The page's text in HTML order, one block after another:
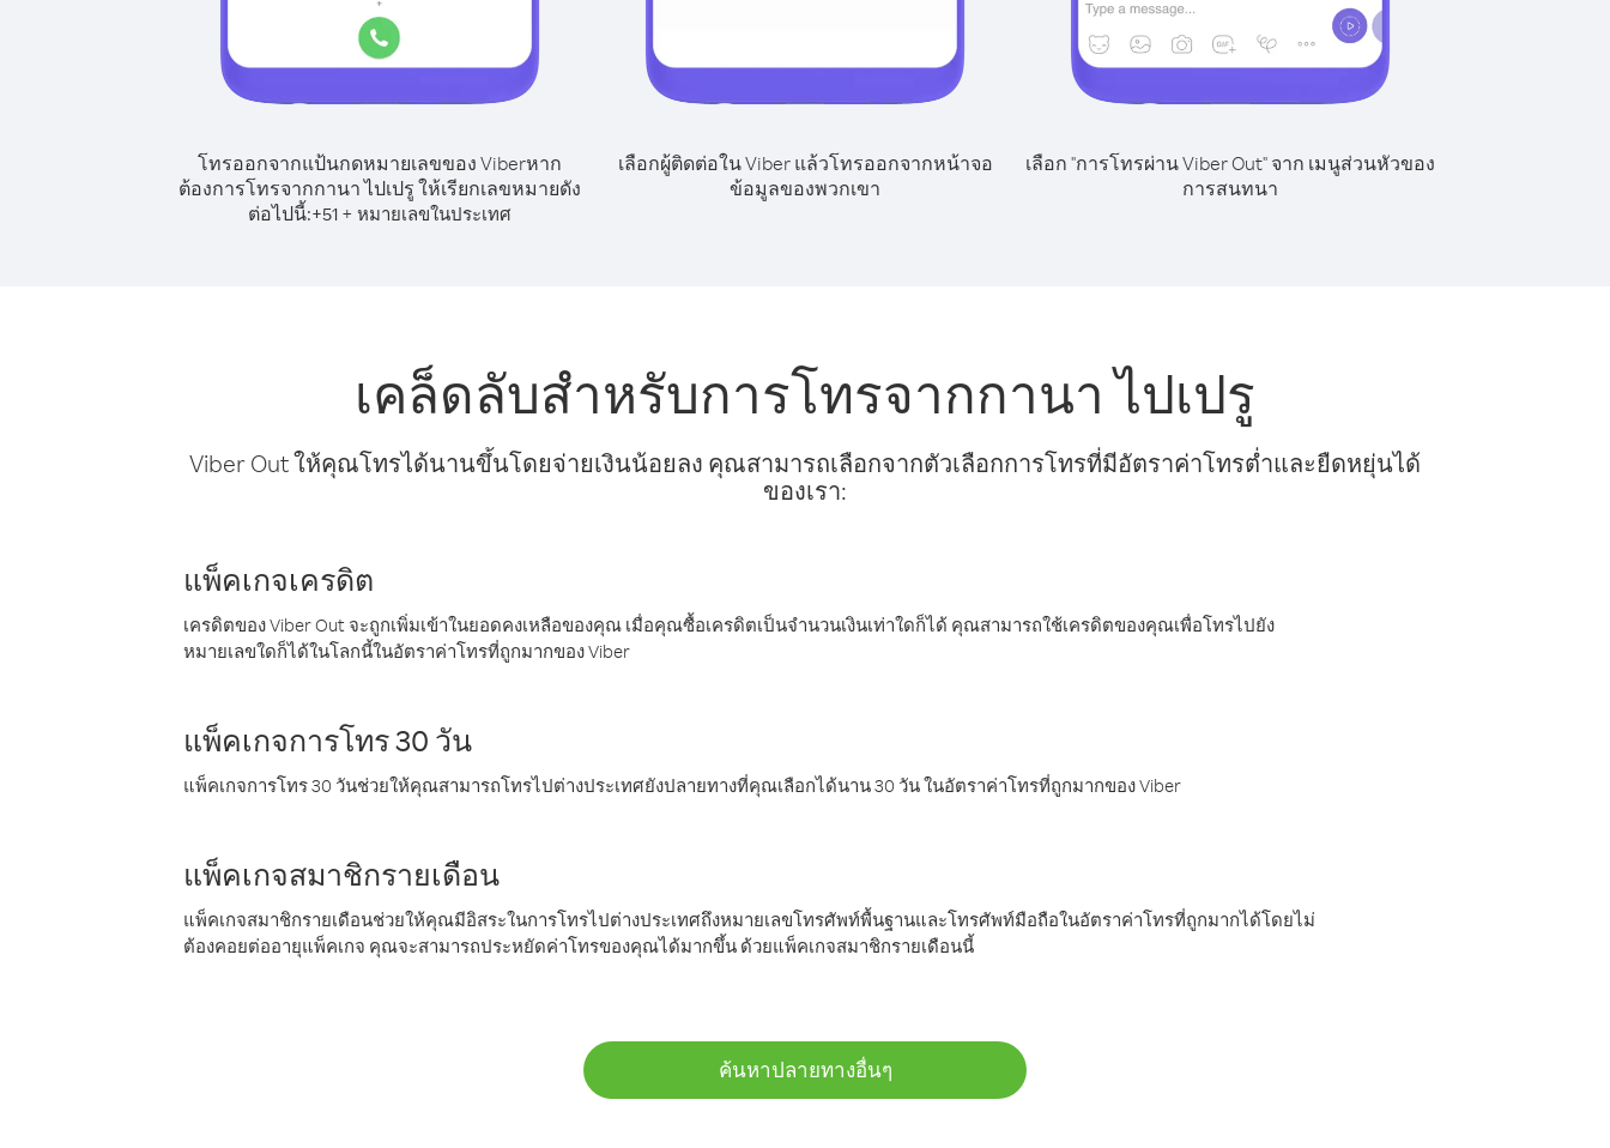
โทรออกจากแป้นกดหมายเลขของ Viberหาก
ต้องการโทรจากกานา ไปเปรู ให้เรียกเลขหมายดัง
ต่อไปนี้:+51 + หมายเลขในประเทศ
เลือกผู้ติดต่อใน Viber แล้วโทรออกจากหน้าจอ
ข้อมูลของพวกเขา
เลือก "การโทรผ่าน Viber Out" จาก เมนูส่วนหัวของ
การสนทนา
เคล็ดลับสำหรับการโทรจากกานา ไปเปรู
Viber Out ให้คุณโทรได้นานขึ้นโดยจ่ายเงินน้อยลง คุณสามารถเลือกจากตัวเลือกการโทรที่มีอัตราค่าโทรต่ำและยืดหยุ่นได้
ของเรา:
แพ็คเกจเครดิต
เครดิตของ Viber Out จะถูกเพิ่มเข้าในยอดคงเหลือของคุณ เมื่อคุณซื้อเครดิตเป็นจำนวนเงินเท่าใดก็ได้ คุณสามารถใช้เครดิตของคุณเพื่อโทรไปยัง
หมายเลขใดก็ได้ในโลกนี้ในอัตราค่าโทรที่ถูกมากของ Viber
แพ็คเกจการโทร 30 วัน
แพ็คเกจการโทร 30 วันช่วยให้คุณสามารถโทรไปต่างประเทศยังปลายทางที่คุณเลือกได้นาน 30 วัน ในอัตราค่าโทรที่ถูกมากของ Viber
แพ็คเกจสมาชิกรายเดือน
แพ็คเกจสมาชิกรายเดือนช่วยให้คุณมีอิสระในการโทรไปต่างประเทศถึงหมายเลขโทรศัพท์พื้นฐานและโทรศัพท์มือถือในอัตราค่าโทรที่ถูกมากได้โดยไม่
ต้องคอยต่ออายุแพ็คเกจ คุณจะสามารถประหยัดค่าโทรของคุณได้มากขึ้น ด้วยแพ็คเกจสมาชิกรายเดือนนี้
ค้นหาปลายทางอื่นๆ